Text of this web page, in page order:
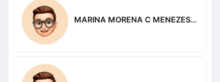
MARINA MORENA C MENEZES LIMA